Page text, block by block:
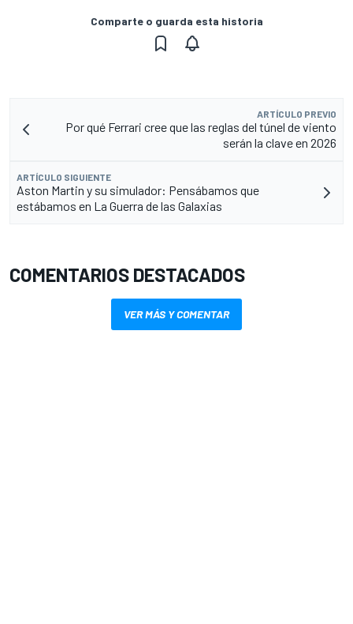
Comparte o guarda esta historia
ARTÍCULO PREVIO
Por qué Ferrari cree que las reglas del túnel de viento
serán la clave en 2026
ARTÍCULO SIGUIENTE
Aston Martin y su simulador: Pensábamos que
estábamos en La Guerra de las Galaxias
COMENTARIOS DESTACADOS
VER MÁS Y COMENTAR